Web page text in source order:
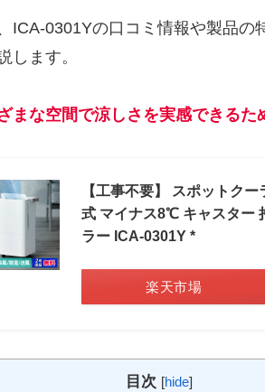
ICA-0301Yの口コミ情報や製品
します。
まな空間で涼しさを実感できるた
【工事不要】 スポットク
式 マイナス8℃ キャスター
ラー ICA-0301Y *
楽天市場
目次 [hide]